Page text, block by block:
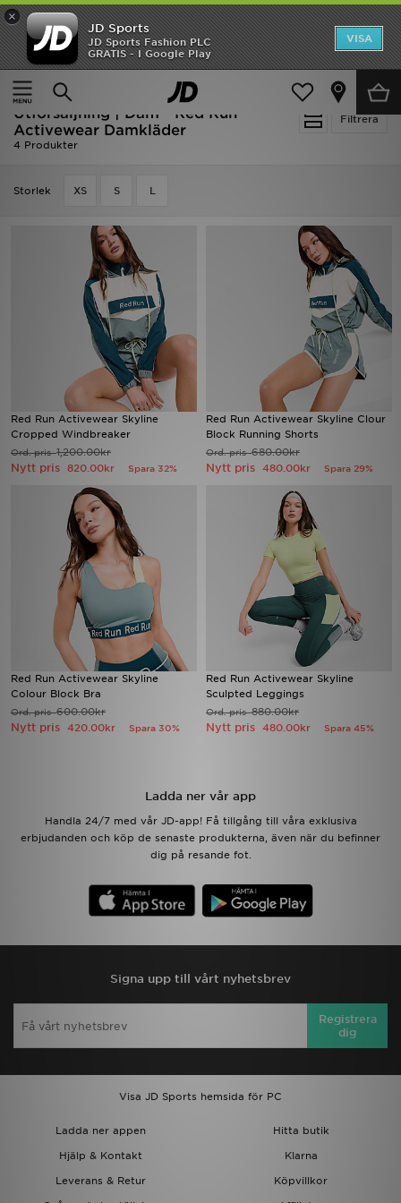
×
JD Sports
JD Sports Fashion PLC
GRATIS - I Google Play
VISA
Ny termin, ny stil Essentials för skolstarten
Hem
Dam Damkläder
Filtrera
Utförsäljning | Dam - Red Run
Activewear Damkläder
4 Produkter
Storlek XS S L
Red Run Activewear Skyline
Cropped Windbreaker
Ord. pris1,200.00kr
Nytt pris 820.00kr Spara 32%
Red Run Activewear Skyline Clour
Block Running Shorts
Ord. pris680.00kr
Nytt pris 480.00kr Spara 29%
Red Run Activewear Skyline
Colour Block Bra
Ord. pris600.00kr
Nytt pris 420.00kr Spara 30%
Red Run Activewear Skyline
Sculpted Leggings
Ord. pris880.00kr
Nytt pris 480.00kr Spara 45%
Ladda ner vår app
Handla 24/7 med vår JD-app! Få tillgång till våra exklusiva
erbjudanden och köp de senaste produkterna, även när du befinner
dig på resande fot.
Signa upp till vårt nyhetsbrev
Registrera
dig
Visa JD Sports hemsida för PC
Ladda ner appen
Hitta butik
Hjälp & Kontakt
Klarna
Leverans & Retur
Köpvillkor
Hem
REA
Nyheter
Herr
Dam
Varumärken
Bästsäljare
Ladda ner appen
Mina meddelanden
Kundservice
JD Blogg